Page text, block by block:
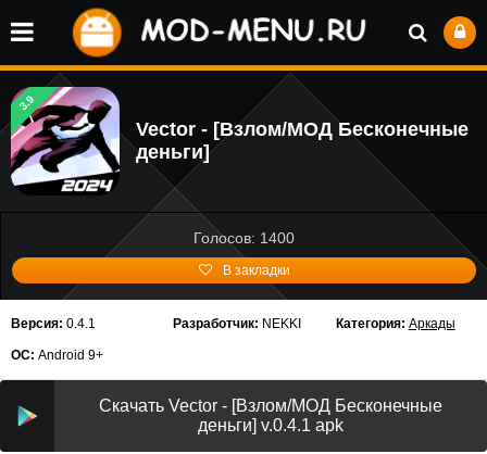
3.9
Vector - [Взлом/МОД Бесконечные
деньги]
Голосов: 1400
В закладки
Версия: 0.4.1 Разработчик: NEKKI Категория: Аркады
ОС: Android 9+
Скачать Vector - [Взлом/МОД Бесконечные
деньги] v.0.4.1 apk